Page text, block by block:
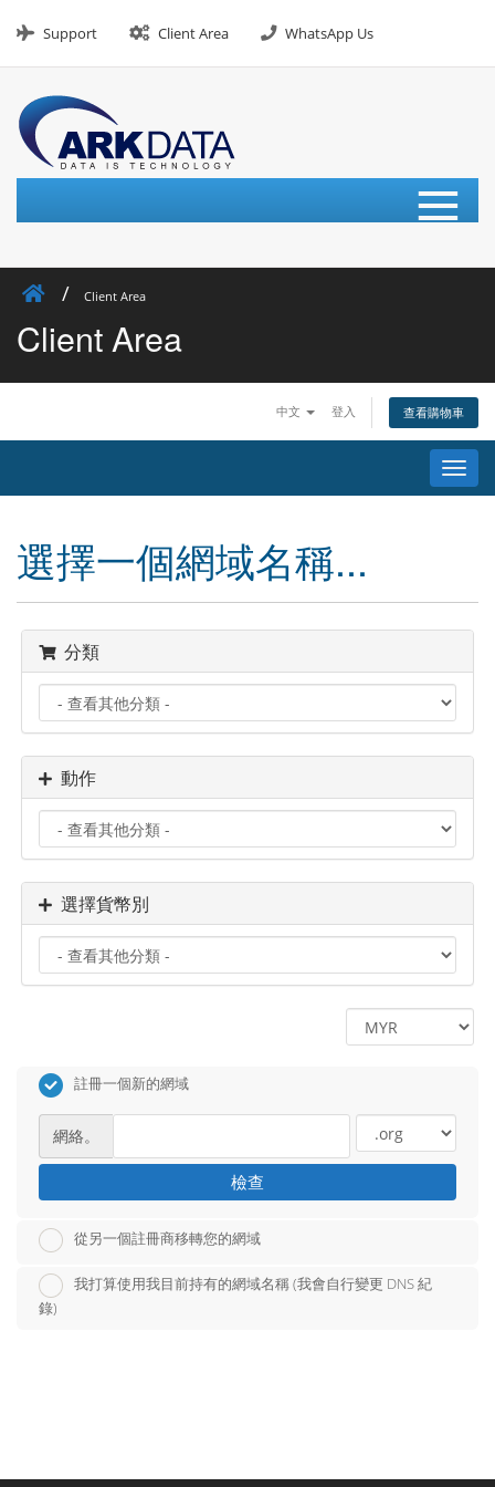
Support Client Area WhatsApp Us
≡
Client Area
Client Area
中文 登入 查看購物車
切
換
選擇一個網域名稱...
分類
動作
選擇貨幣別
註冊一個新的網域
網絡。
檢查
從另一個註冊商移轉您的網域
我打算使用我目前持有的網域名稱 (我會自行變更 DNS 紀
錄)